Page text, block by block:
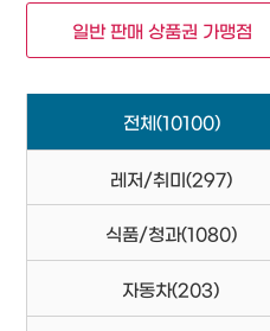
일반 판매 상품권 가맹점
전체(10100)
레저/취미(297)
식품/청과(1080)
자동차(203)